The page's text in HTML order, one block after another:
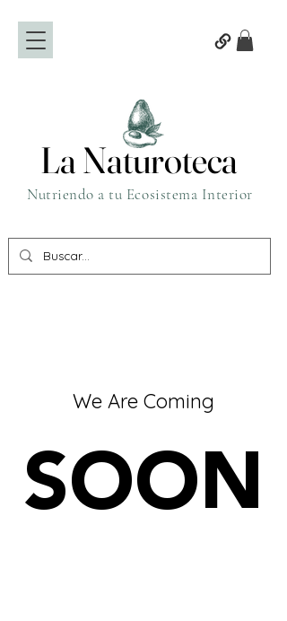
La Naturoteca
La Naturoteca
Nutriendo a tu Ecosistema Interior
We Are Coming
SOON